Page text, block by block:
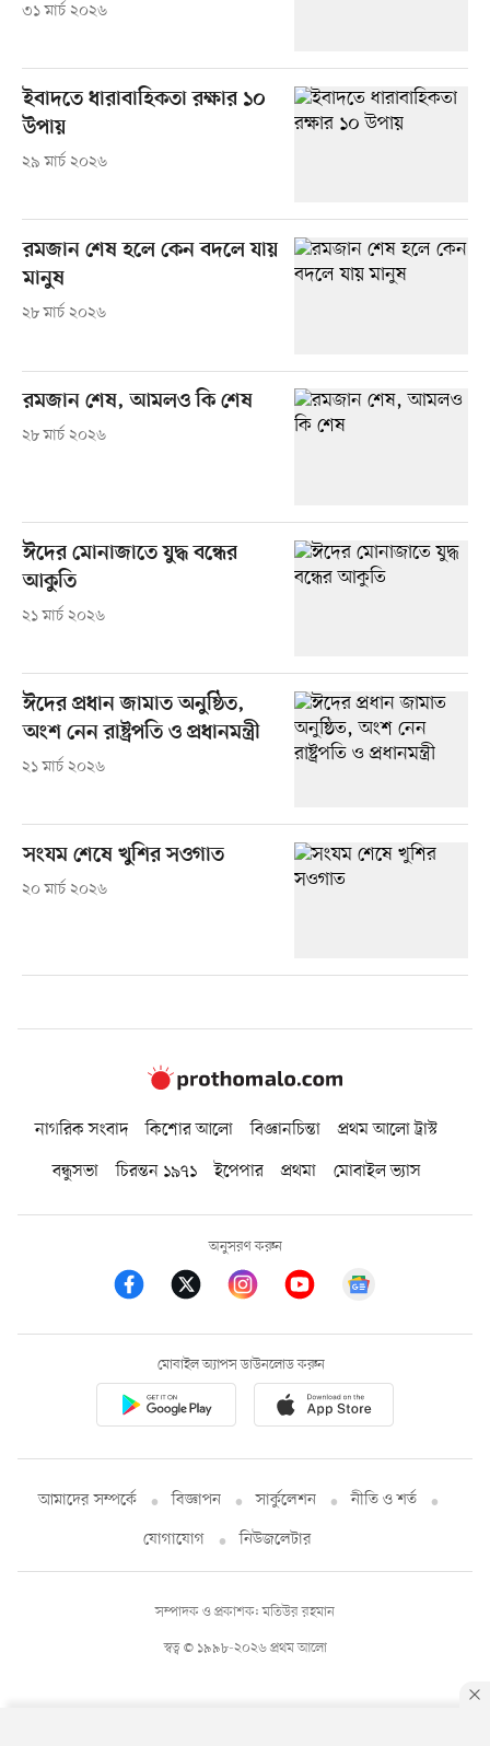
৩১ মার্চ ২০২৬
ইবাদতে ধারাবাহিকতা রক্ষার ১০
উপায়
২৯ মার্চ ২০২৬
রমজান শেষ হলে কেন বদলে যায়
মানুষ
২৮ মার্চ ২০২৬
রমজান শেষ, আমলও কি শেষ
২৮ মার্চ ২০২৬
ঈদের মোনাজাতে যুদ্ধ বন্ধের
আকুতি
২১ মার্চ ২০২৬
ঈদের প্রধান জামাত অনুষ্ঠিত,
অংশ নেন রাষ্ট্রপতি ও প্রধানমন্ত্রী
২১ মার্চ ২০২৬
সংযম শেষে খুশির সওগাত
২০ মার্চ ২০২৬
নাগরিক সংবাদ কিশোর আলো বিজ্ঞানচিন্তা
প্রথম আলো ট্রাস্ট
বন্ধুসভা
চিরন্তন ১৯৭১ ইপেপার প্রথমা মোবাইল ভ্যাস
অনুসরণ করুন
মোবাইল অ্যাপস ডাউনলোড করুন
আমাদের সম্পর্কে বিজ্ঞাপন সার্কুলেশন
নীতি ও শর্ত
যোগাযোগ
নিউজলেটার
স্বত্ব © ১৯৯৮-২০২৬ প্রথম আলো
সম্পাদক ও প্রকাশক: মতিউর রহমান